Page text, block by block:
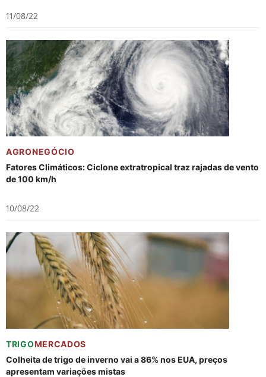
11/08/22
AGRONEGÓCIO
Fatores Climáticos: Ciclone extratropical traz rajadas de vento
de 100 km/h
10/08/22
TRIGOMERCADOS
Colheita de trigo de inverno vai a 86% nos EUA, preços
apresentam variações mistas